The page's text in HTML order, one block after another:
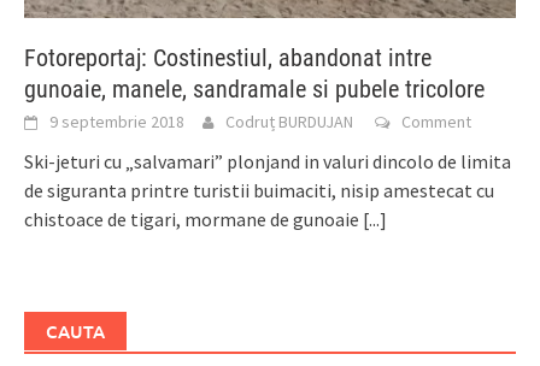
Fotoreportaj: Costinestiul, abandonat intre
gunoaie, manele, sandramale si pubele tricolore
9 septembrie 2018 Codruț BURDUJAN Comment
Ski-jeturi cu „salvamari” plonjand in valuri dincolo de limita
de siguranta printre turistii buimaciti, nisip amestecat cu
chistoace de tigari, mormane de gunoaie [...]
CAUTA